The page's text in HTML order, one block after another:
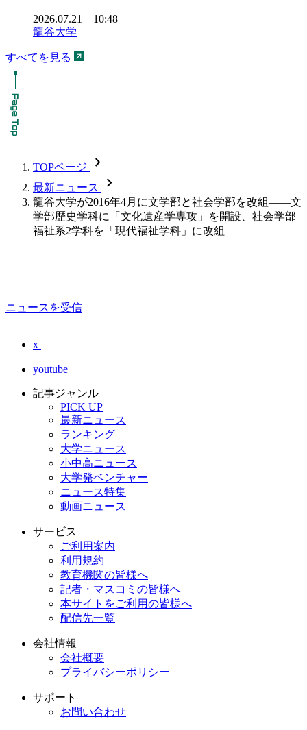
2026.07.21 10:48
龍谷大学
すべてを見る
TOPページ chevron_forward
最新ニュース chevron_forward
龍谷大学が2016年4月に文学部と社会学部を改組――文
学部歴史学科に「文化遺産学専攻」を開設、社会学部
福祉系2学科を「現代福祉学科」に改組
ニュースを受信
x
youtube
記事ジャンル
PICK UP
最新ニュース
ランキング
大学ニュース
小中高ニュース
大学発ベンチャー
ニュース特集
動画ニュース
サービス
ご利用案内
利用規約
教育機関の皆様へ
記者・マスコミの皆様へ
本サイトをご利用の皆様へ
配信先一覧
会社情報
会社概要
プライバシーポリシー
サポート
お問い合わせ